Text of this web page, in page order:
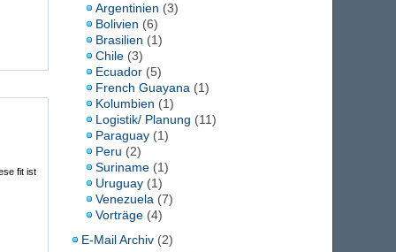
fit ist
Argentinien (3)
Bolivien (6)
Brasilien (1)
Chile (3)
Ecuador (5)
French Guayana (1)
Kolumbien (1)
Logistik/ Planung (11)
Paraguay (1)
Peru (2)
Suriname (1)
Uruguay (1)
Venezuela (7)
Vorträge (4)
E-Mail Archiv (2)